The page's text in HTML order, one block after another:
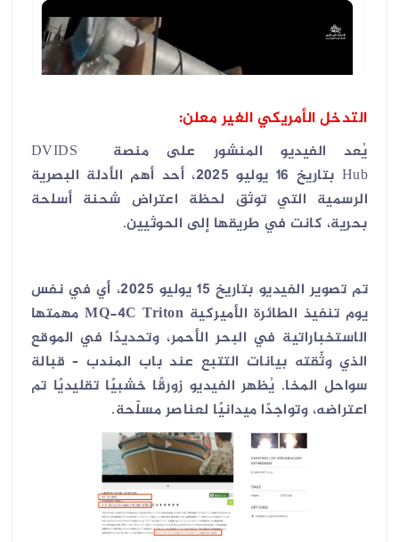
التدخل الأمريكي الغير معلن:
يُعد الفيديو المنشور على منصة
DVIDS
Hub بتاريخ 16 يوليو 2025
، أحد أهم الأدلة البصرية
الرسمية التي توثق لحظة اعتراض شحنة أسلحة
بحرية، كانت في طريقها إلى الحوثيين.
تم تصوير الفيديو بتاريخ 15 يوليو 2025 ، أي في نفس
يوم تنفيذ الطائرة الأميركية
مهمتها
الاستخباراتية في البحر الأحمر، وتحديدًا في الموقع
الذي وثّقته بيانات التتبع عند باب المندب – قبالة
سواحل المخا. يُظهر الفيديو زورقًا خشبيًا تقليديًا تم
اعتراضه، وتواجدًا ميدانيًا لعناصر مسلّحة.